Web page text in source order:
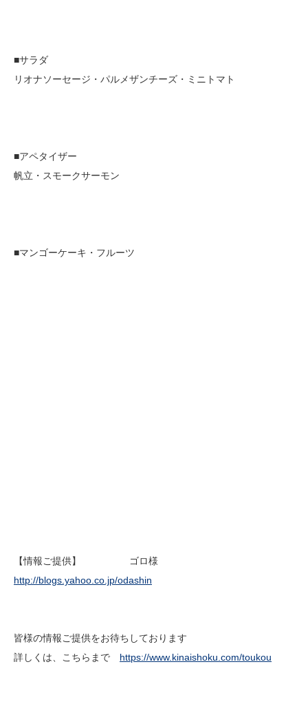
■サラダ
リオナソーセージ・パルメザンチーズ・ミニトマト
■アペタイザー
帆立・スモークサーモン
■マンゴーケーキ・フルーツ
【情報ご提供】 ゴロ様
http://blogs.yahoo.co.jp/odashin
皆様の情報ご提供をお待ちしております
詳しくは、こちらまで https://www.kinaishoku.com/toukou